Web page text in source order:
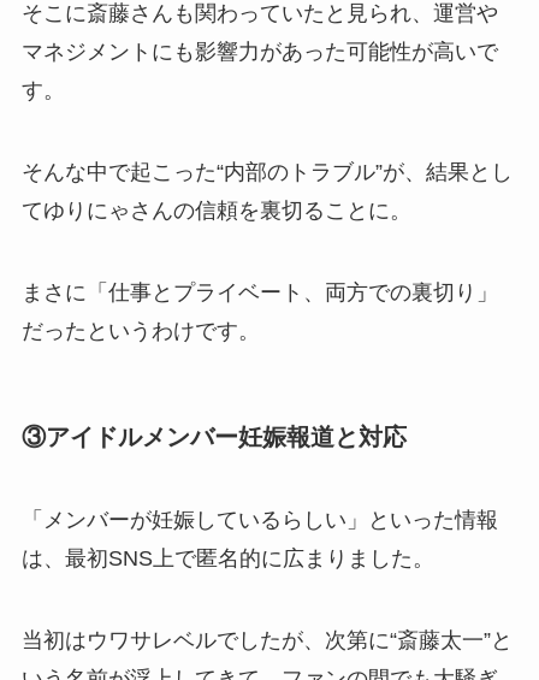
そこに斎藤さんも関わっていたと見られ、運営や
マネジメントにも影響力があった可能性が高いで
す。
そんな中で起こった“内部のトラブル”が、結果とし
てゆりにゃさんの信頼を裏切ることに。
まさに「仕事とプライベート、両方での裏切り」
だったというわけです。
③アイドルメンバー妊娠報道と対応
「メンバーが妊娠しているらしい」といった情報
は、最初SNS上で匿名的に広まりました。
当初はウワサレベルでしたが、次第に“斎藤太一”と